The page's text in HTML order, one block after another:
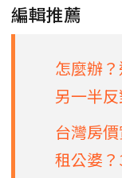
編輯推薦
怎麼辦
另一半
台灣房
租公婆